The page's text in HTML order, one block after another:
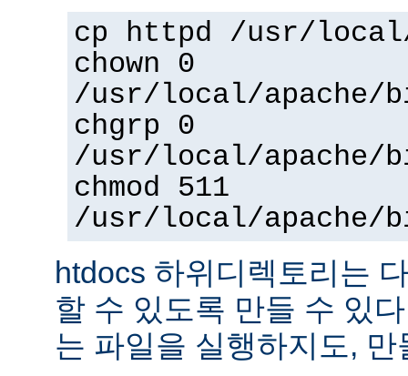
cp httpd /usr/
chown 0
/usr/local/apache/
chgrp 0
/usr/local/apache/
chmod 511
/usr/local/apache/
htdocs 하위디렉토리는
할 수 있도록 만들 수 있
는 파일을 실행하지도,